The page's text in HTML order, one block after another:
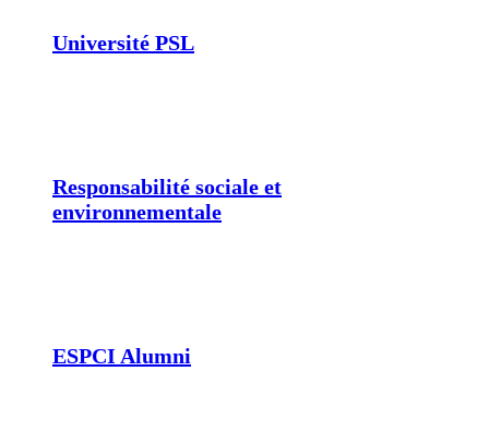
Université PSL
Responsabilité sociale et
environnementale
ESPCI Alumni